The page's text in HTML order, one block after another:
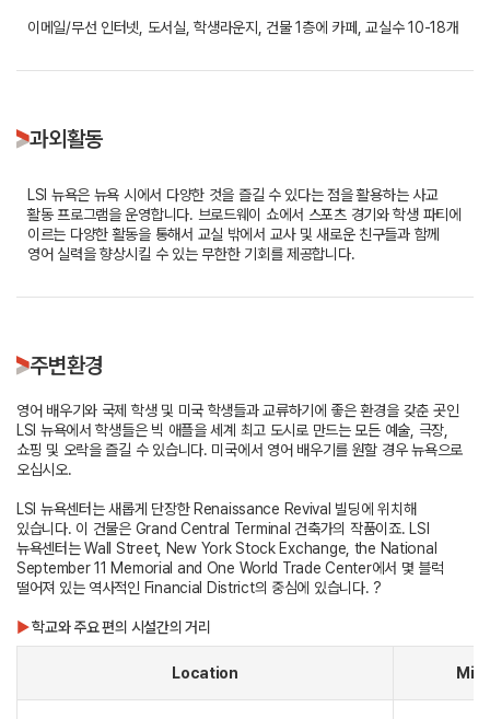
이메일/무선 인터넷, 도서실, 학생라운지, 건물 1층에 카페, 교실수 10-18개
과외활동
LSI 뉴욕은 뉴욕 시에서 다양한 것을 즐길 수 있다는 점을 활용하는 사교
활동 프로그램을 운영합니다. 브로드웨이 쇼에서 스포츠 경기와 학생 파티에
이르는 다양한 활동을 통해서 교실 밖에서 교사 및 새로운 친구들과 함께
영어 실력을 향상시킬 수 있는 무한한 기회를 제공합니다.
주변환경
영어 배우기와 국제 학생 및 미국 학생들과 교류하기에 좋은 환경을 갖춘 곳인
LSI 뉴욕에서 학생들은 빅 애플을 세계 최고 도시로 만드는 모든 예술, 극장,
쇼핑 및 오락을 즐길 수 있습니다. 미국에서 영어 배우기를 원할 경우 뉴욕으로
오십시오.
LSI 뉴욕센터는 새롭게 단장한 Renaissance Revival 빌딩에 위치해
있습니다. 이 건물은 Grand Central Terminal 건축가의 작품이죠. LSI
뉴욕센터는 Wall Street, New York Stock Exchange, the National
September 11 Memorial and One World Trade Center에서 몇 블럭
떨어져 있는 역사적인 Financial District의 중심에 있습니다. ?
▶학교와 주요 편의 시설간의 거리
Location